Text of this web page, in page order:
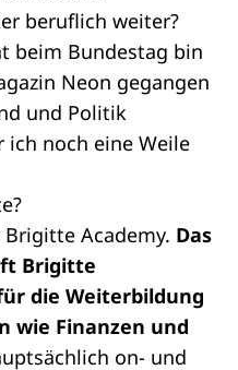
beruflich weiter?
beim Bundestag bin
Neon gegangen
und Politik
ich noch eine Weile
Academy. Das
Brigitte
die Weiterbildung
wie Finanzen und
on- und